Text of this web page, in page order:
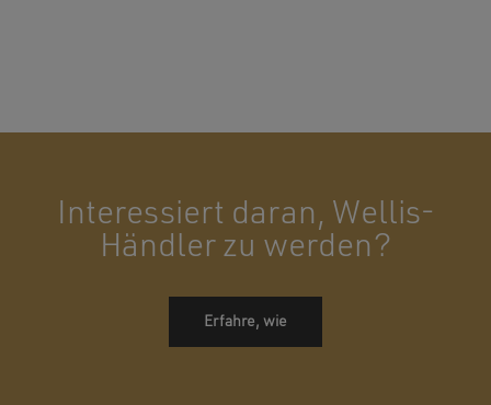
Interessiert daran, Wellis-
Händler zu werden?
Erfahre, wie